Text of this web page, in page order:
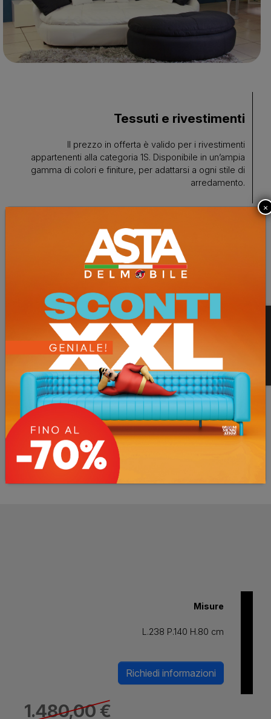
Tessuti e rivestimenti
Il prezzo in offerta è valido per i rivestimenti
appartenenti alla categoria 1S. Disponibile in un’ampia
gamma di colori e finiture, per adattarsi a ogni stile di
arredamento.
Anteprima finiture
Misure
L.238 P.140 H.80 cm
Richiedi informazioni
1.480,00 €
×